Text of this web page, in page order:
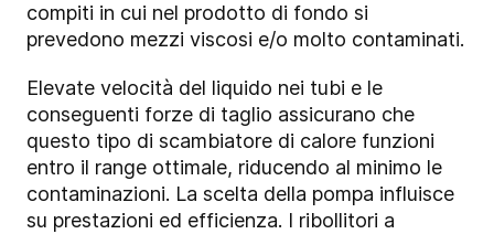
compiti in cui nel prodotto di fondo si
prevedono mezzi viscosi e/o molto contaminati.
Elevate velocità del liquido nei tubi e le
conseguenti forze di taglio assicurano che
questo tipo di scambiatore di calore funzioni
entro il range ottimale, riducendo al minimo le
contaminazioni. La scelta della pompa influisce
su prestazioni ed efficienza. I ribollitori a